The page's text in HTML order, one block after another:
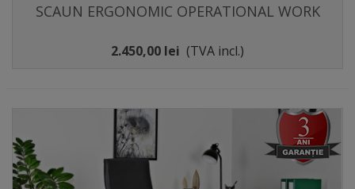
SCAUN ERGONOMIC OPERATIONAL WORK
2.450,00 lei (TVA incl.)